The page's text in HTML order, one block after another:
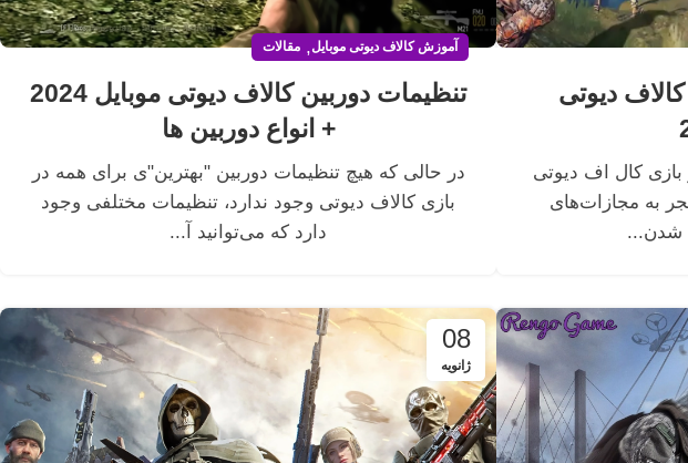
دیوتی
بازی کال اف دیوتی
به مجازات‌های
شدن...
آموزش کالاف دیوتی موبایل, مقالات
تنظیمات دوربین کالاف دیوتی موبایل 2024
+ انواع دوربین ها
در حالی که هیچ تنظیمات دوربین "بهترین"ی برای همه در
بازی کالاف دیوتی وجود ندارد، تنظیمات مختلفی وجود
دارد که می‌توانید آ...
08
ژانویه